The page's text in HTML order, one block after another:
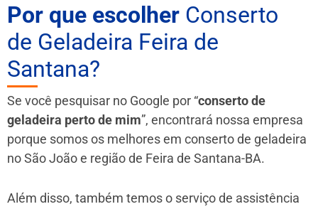
Por que escolher Conserto
de Geladeira Feira de
Santana?
Se você pesquisar no Google por “conserto de
geladeira perto de mim”, encontrará nossa empresa
porque somos os melhores em conserto de geladeira
no São João e região de Feira de Santana-BA.
Além disso, também temos o serviço de assistência